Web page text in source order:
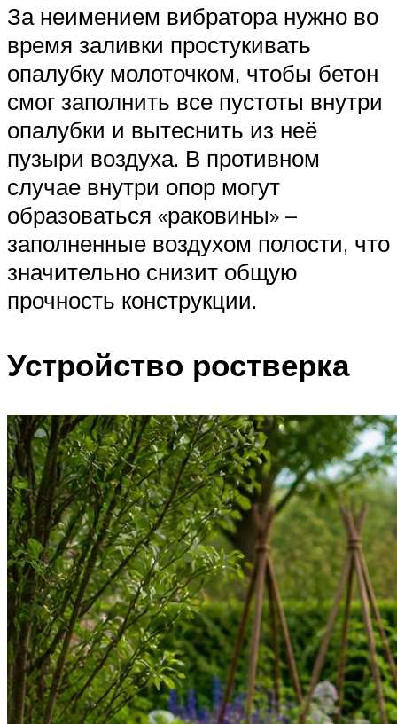
За неимением вибратора нужно во
время заливки простукивать
опалубку молоточком, чтобы бетон
смог заполнить все пустоты внутри
опалубки и вытеснить из неё
пузыри воздуха. В противном
случае внутри опор могут
образоваться «раковины» –
заполненные воздухом полости, что
значительно снизит общую
прочность конструкции.
Устройство ростверка